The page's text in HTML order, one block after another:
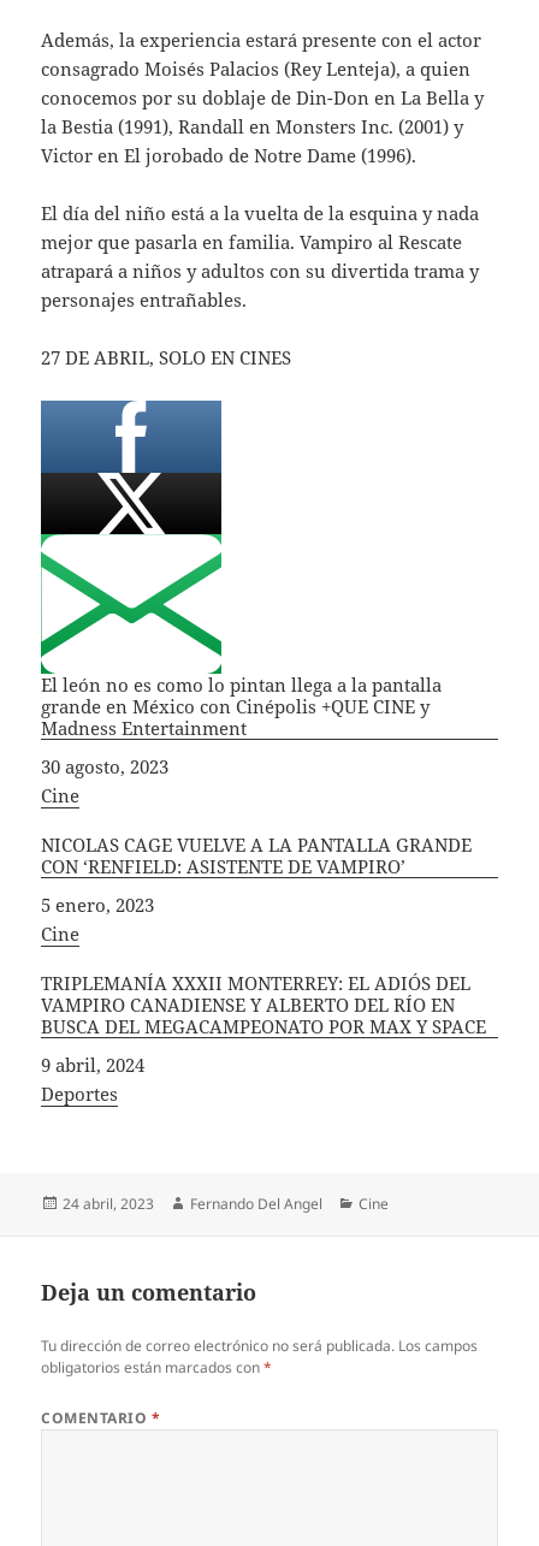
Además, la experiencia estará presente con el actor
consagrado Moisés Palacios (Rey Lenteja), a quien
conocemos por su doblaje de Din-Don en La Bella y
la Bestia (1991), Randall en Monsters Inc. (2001) y
Victor en El jorobado de Notre Dame (1996).
El día del niño está a la vuelta de la esquina y nada
mejor que pasarla en familia. Vampiro al Rescate
atrapará a niños y adultos con su divertida trama y
personajes entrañables.
27 DE ABRIL, SOLO EN CINES
El león no es como lo pintan llega a la pantalla
grande en México con Cinépolis +QUE CINE y
Madness Entertainment
Fecha
30 agosto, 2023
In relation to
Cine
NICOLAS CAGE VUELVE A LA PANTALLA GRANDE
CON ‘RENFIELD: ASISTENTE DE VAMPIRO’
Fecha
5 enero, 2023
In relation to
Cine
TRIPLEMANÍA XXXII MONTERREY: EL ADIÓS DEL
VAMPIRO CANADIENSE Y ALBERTO DEL RÍO EN
BUSCA DEL MEGACAMPEONATO POR MAX Y SPACE
Fecha
9 abril, 2024
In relation to
Deportes
Publicado
24 abril, 2023 Autor
Fernando Del Angel Categorías
Cine
Deja un comentario
Tu dirección de correo electrónico no será publicada. Los campos
obligatorios están marcados con*
COMENTARIO *